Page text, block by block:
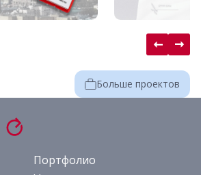
Больше проектов
Портфолио